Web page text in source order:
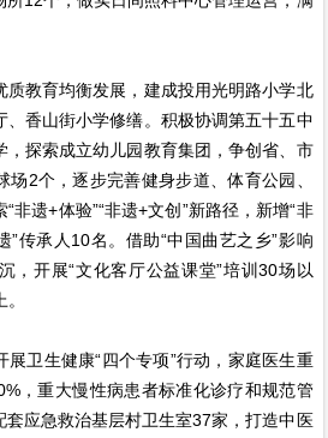
教育均衡发展，建成投用光明路小学北
、香山街小学修缮。积极协调第五十五中
，探索成立幼儿园教育集团，争创省、市
2个，逐步完善健身步道、体育公园、
非遗+体验”“非遗+文创”新路径，新增“非
”传承人10名。借助“中国曲艺之乡”影响
，开展“文化客厅公益课堂”培训30场以
卫生健康“四个专项”行动，家庭医生重
，重大慢性病患者标准化诊疗和规范管
应急救治基层村卫生室37家，打造中医